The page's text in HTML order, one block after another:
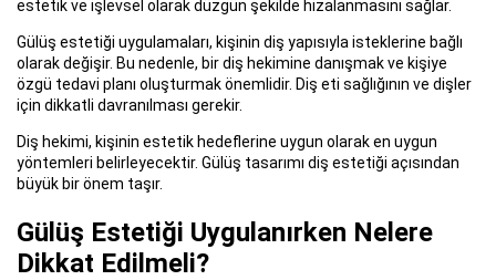
estetik ve işlevsel olarak düzgün şekilde hizalanmasını sağlar.
Gülüş estetiği uygulamaları, kişinin diş yapısıyla isteklerine bağlı
olarak değişir. Bu nedenle, bir diş hekimine danışmak ve kişiye
özgü tedavi planı oluşturmak önemlidir. Diş eti sağlığının ve dişler
için dikkatli davranılması gerekir.
Diş hekimi, kişinin estetik hedeflerine uygun olarak en uygun
yöntemleri belirleyecektir. Gülüş tasarımı diş estetiği açısından
büyük bir önem taşır.
Gülüş Estetiği Uygulanırken Nelere
Dikkat Edilmeli?